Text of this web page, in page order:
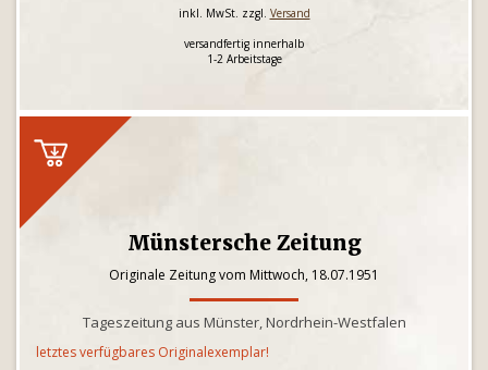
inkl. MwSt. zzgl. Versand
versandfertig innerhalb
1-2 Arbeitstage
Münstersche Zeitung
Originale Zeitung vom Mittwoch, 18.07.1951
Tageszeitung aus Münster, Nordrhein-Westfalen
letztes verfügbares Originalexemplar!